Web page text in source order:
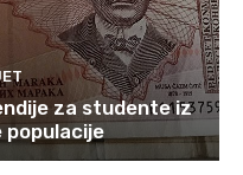
za studente iz